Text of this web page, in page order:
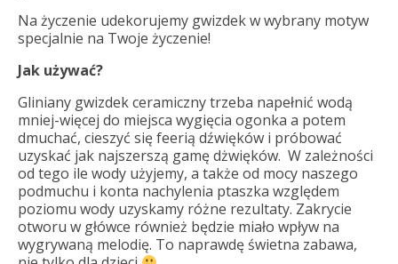
Na życzenie udekorujemy gwizdek w wybrany motyw
specjalnie na Twoje życzenie!
Jak używać?
Gliniany gwizdek ceramiczny trzeba napełnić wodą
mniej-więcej do miejsca wygięcia ogonka a potem
dmuchać, cieszyć się feerią dźwięków i próbować
uzyskać jak najszerszą gamę dżwięków. W zależności
od tego ile wody użyjemy, a także od mocy naszego
podmuchu i konta nachylenia ptaszka względem
poziomu wody uzyskamy różne rezultaty. Zakrycie
otworu w główce również będzie miało wpływ na
wygrywaną melodię. To naprawdę świetna zabawa,